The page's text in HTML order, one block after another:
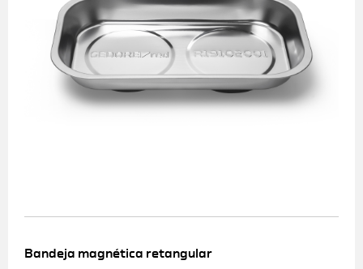
Bandeja magnética retangular